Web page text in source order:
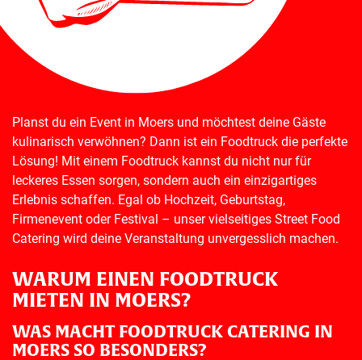
Planst du ein Event in Moers und möchtest deine Gäste
kulinarisch verwöhnen? Dann ist ein Foodtruck die perfekte
Lösung! Mit einem Foodtruck kannst du nicht nur für
leckeres Essen sorgen, sondern auch ein einzigartiges
Erlebnis schaffen. Egal ob Hochzeit, Geburtstag,
Firmenevent oder Festival – unser vielseitiges Street Food
Catering wird deine Veranstaltung unvergesslich machen.
WARUM EINEN FOODTRUCK
MIETEN IN MOERS?
WAS MACHT FOODTRUCK CATERING IN
MOERS SO BESONDERS?